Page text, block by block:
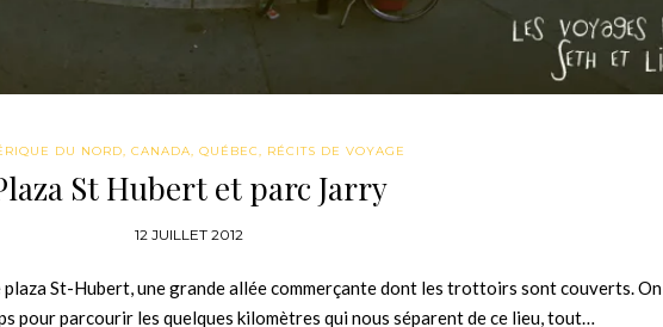
DU NORD,CANADA,QUÉBEC, RÉCITS DE VOYAGE
St Hubert et parc Jarry
12 JUILLET 2012
plaza St-Hubert, une grande allée commerçante dont les trottoirs sont couverts. On
pour parcourir les quelques kilomètres qui nous séparent de ce lieu, tout…